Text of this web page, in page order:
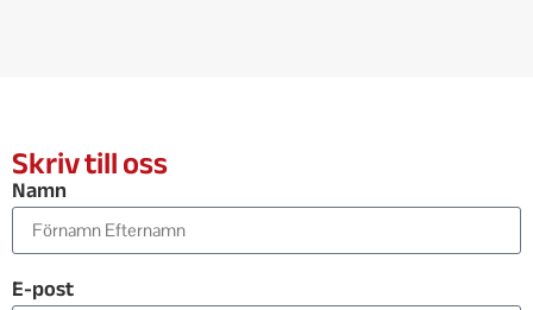
Skriv till oss
Namn
E-post